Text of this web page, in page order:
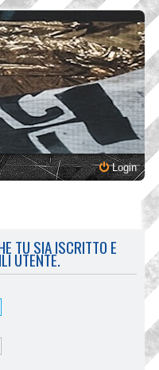
Login
TU SIA ISCRITTO E
UTENTE.